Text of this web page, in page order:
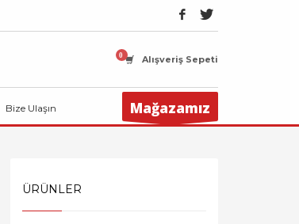
Alışveriş Sepeti
Bize Ulaşın Mağazamız
ÜRÜNLER